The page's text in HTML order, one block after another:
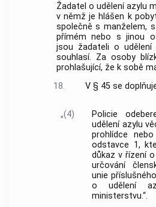
Žadatel o udělení azylu
v němž je hlášen k
společně s manželem,
přímém nebo s jinou
jsou žadateli o
souhlasí. Za osoby
prohlašující, že k sobě
18.
V § 45 se
„(4)
Policie
udělení azylu
prohlídce
odstavce 1,
důkaz v řízení
určování
unie
o udělení
ministerstvu.“.